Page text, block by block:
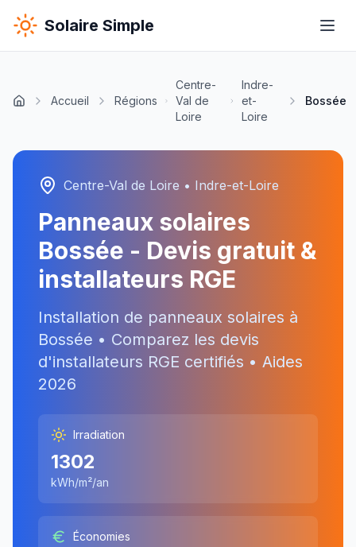
Solaire Simple
Accueil Régions
Centre-
Val de
Loire
Indre-
et-
Loire
Bossée
Centre-Val de Loire • Indre-et-Loire
Panneaux solaires
Bossée - Devis gratuit &
installateurs RGE
Installation de panneaux solaires à
Bossée • Comparez les devis
d'installateurs RGE certifiés • Aides
2026
Irradiation
1302
kWh/m²/an
Économies